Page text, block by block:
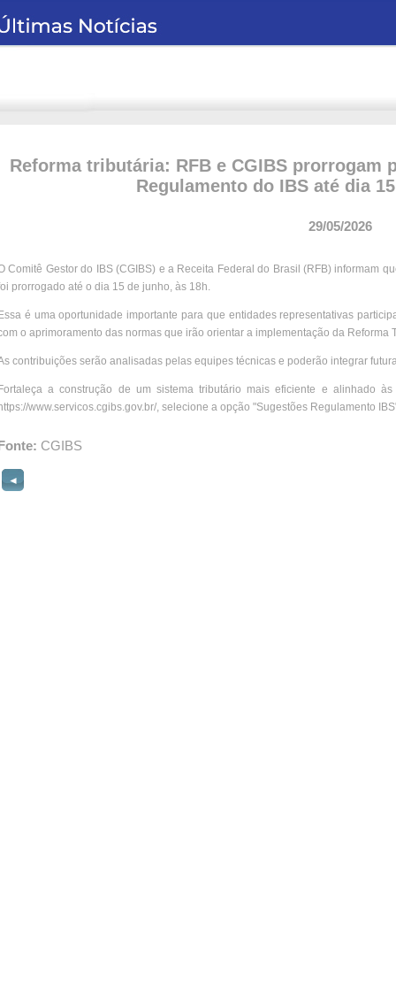
Reforma tributária: RFB e CGIBS prorrogam
Regulamento do IBS até dia
29/05/2026
Comitê Gestor do IBS (CGIBS) e a Receita Federal do Brasil (RFB) informam
prorrogado até o dia 15 de junho, às 18h.
é uma oportunidade importante para que entidades representativas
o aprimoramento das normas que irão orientar a implementação da Reforma
contribuições serão analisadas pelas equipes técnicas e poderão integrar
a construção de um sistema tributário mais eficiente e alinhado
www.servicos.cgibs.gov.br/, selecione a opção "Sugestões Regulamento
CGIBS
◄